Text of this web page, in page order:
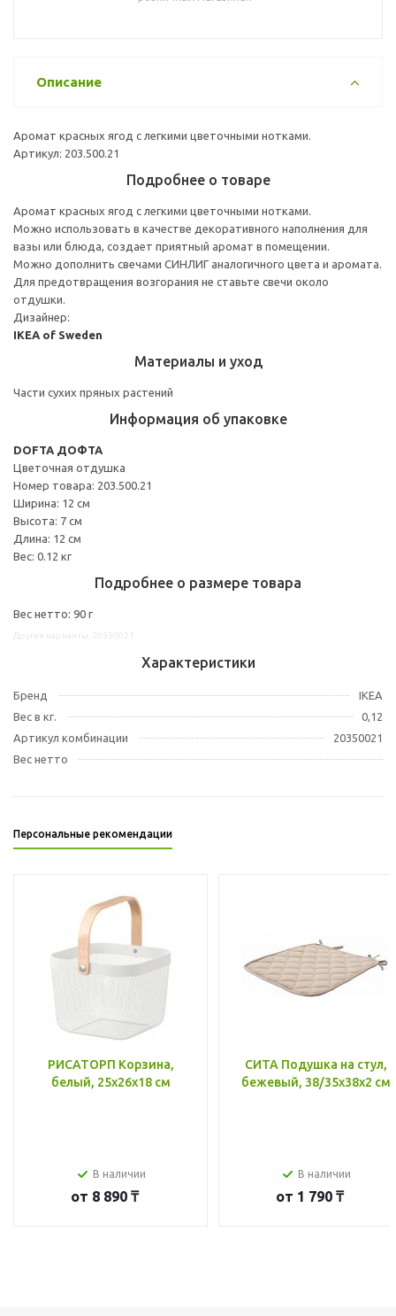
Описание
Аромат красных ягод с легкими цветочными нотками.
Артикул: 203.500.21
Подробнее о товаре
Аромат красных ягод с легкими цветочными нотками.
Можно использовать в качестве декоративного наполнения для
вазы или блюда, создает приятный аромат в помещении.
Можно дополнить свечами СИНЛИГ аналогичного цвета и аромата.
Для предотвращения возгорания не ставьте свечи около
отдушки.
Дизайнер:
IKEA of Sweden
Материалы и уход
Части сухих пряных растений
Информация об упаковке
DOFTA ДОФТА
Цветочная отдушка
Номер товара: 203.500.21
Ширина: 12 см
Высота: 7 см
Длина: 12 см
Вес: 0.12 кг
Подробнее о размере товара
Вес нетто: 90 г
Характеристики
Бренд
IKEA
Вес в кг.
0,12
Артикул комбинации
20350021
Вес нетто
Персональные рекомендации
РИСАТОРП Корзина,
белый, 25x26x18 см
В наличии
от 8 890 ₸
СИТА Подушка на стул,
бежевый, 38/35x38x2 см
В наличии
от 1 790 ₸